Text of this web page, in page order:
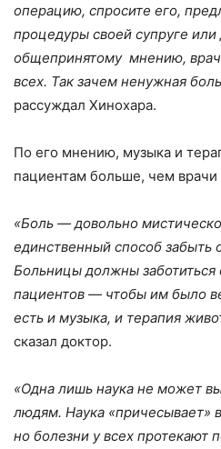
операцию, спросите его,
процедуры своей супруге
общепринятому мнению,
всех. Так зачем ненужная
рассуждал Хинохара.
По его мнению, музыка и
пациентам больше, чем врачи
«Боль — довольно
единственный способ забыть
Больницы должны заботиться
пациентов — чтобы им было
есть и музыка, и терапия
сказал доктор.
«Одна лишь наука не может
людям. Наука «причесывает»
но болезни у всех протекают